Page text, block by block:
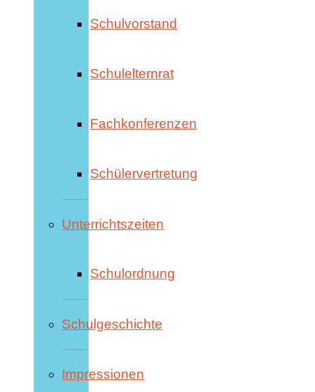
Schulvorstand
Schulelternrat
Fachkonferenzen
Schülervertretung
Unterrichtszeiten
Schulordnung
Schulgeschichte
Impressionen